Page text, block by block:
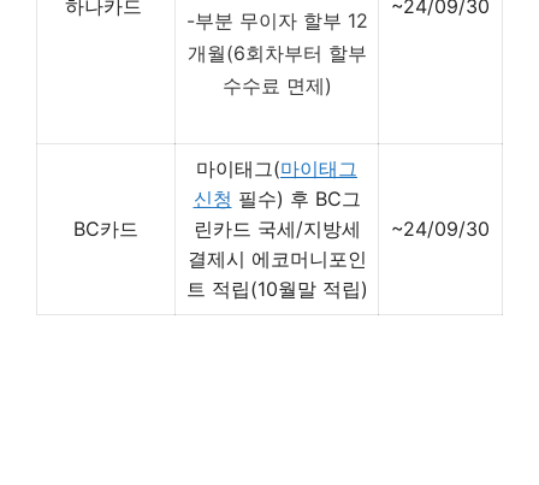
하나카드
-부분 무이자 할부 12
개월(6회차부터 할부
수수료 면제)
~24/09/30
BC카드
마이태그(마이태그
신청 필수) 후 BC그
린카드 국세/지방세
결제시 에코머니포인
트 적립(10월말 적립)
~24/09/30